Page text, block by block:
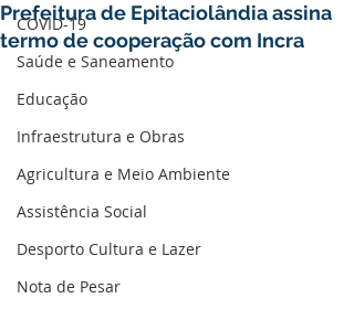
COVID-19
Saúde e Saneamento
Educação
Infraestrutura e Obras
Agricultura e Meio Ambiente
Assistência Social
Desporto Cultura e Lazer
Nota de Pesar
Prefeitura de Epitaciolândia assina
termo de cooperação com Incra